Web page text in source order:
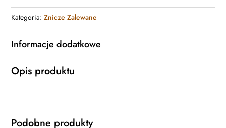
Kategoria:Znicze Zalewane
Informacje dodatkowe
Opis produktu
Podobne produkty